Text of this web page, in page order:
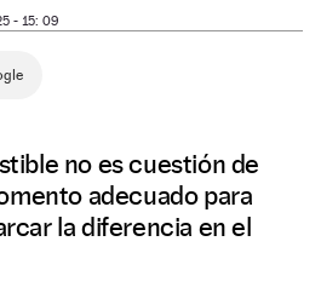
- 15: 09
no es cuestión de
adecuado para
la diferencia en el